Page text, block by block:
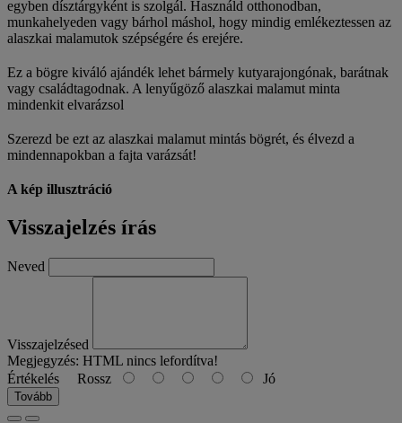
egyben dísztárgyként is szolgál. Használd otthonodban,
munkahelyeden vagy bárhol máshol, hogy mindig emlékeztessen az
alaszkai malamutok szépségére és erejére.
Ez a bögre kiváló ajándék lehet bármely kutyarajongónak, barátnak
vagy családtagodnak. A lenyűgöző alaszkai malamut minta
mindenkit elvarázsol
Szerezd be ezt az alaszkai malamut mintás bögrét, és élvezd a
mindennapokban a fajta varázsát!
A kép illusztráció
Visszajelzés írás
Neved
Visszajelzésed
Megjegyzés: HTML nincs lefordítva!
Értékelés Rossz Jó
Tovább